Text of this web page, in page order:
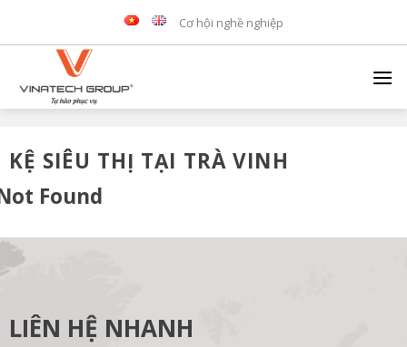
Cơ hội nghề nghiệp
KỆ SIÊU THỊ TẠI TRÀ VINH
Found
LIÊN HỆ NHANH